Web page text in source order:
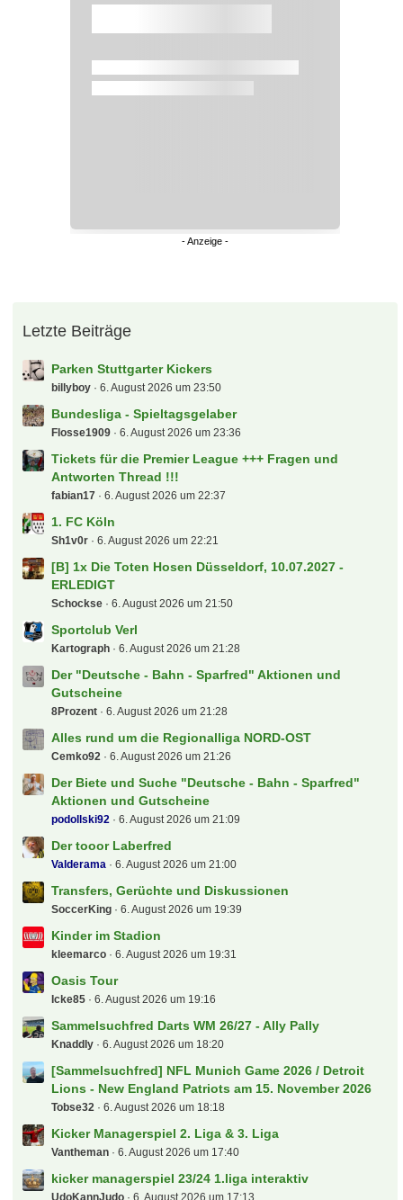
Überspringen
Letzte Beiträge
Parken Stuttgarter Kickers
billyboy 6. August 2026 um 23:50
Bundesliga - Spieltagsgelaber
Flosse1909
Tickets für die Premier League +++ Fragen und
Antworten Thread !!!
fabian17 6. August 2026 um 22:37
1. FC Köln
Sh1v0r 6. August 2026 um 22:21
[B] 1x Die Toten Hosen Düsseldorf, 10.07.2027 -
ERLEDIGT
Schockse 6. August 2026 um 21:50
Sportclub Verl
Kartograph 6. August 2026 um 21:28
Der "Deutsche - Bahn - Sparfred" Aktionen und
Gutscheine
8Prozent 6. August 2026 um 21:28
Alles rund um die Regionalliga NORD-OST
Cemko92 6. August 2026 um 21:26
Der Biete und Suche "Deutsche - Bahn - Sparfred"
Aktionen und Gutscheine
podollski92 6. August 2026 um 21:09
Der tooor Laberfred
Valderama 6. August 2026 um 21:00
Transfers, Gerüchte und Diskussionen
SoccerKing 6. August 2026 um 19:39
Kinder im Stadion
kleemarco 6. August 2026 um 19:31
Oasis Tour
Icke85 6. August 2026 um 19:16
Sammelsuchfred Darts WM 26/27 - Ally Pally
Knaddly 6. August 2026 um 18:20
[Sammelsuchfred] NFL Munich Game 2026 / Detroit
Lions - New England Patriots am 15. November 2026
Tobse32 6. August 2026 um 18:18